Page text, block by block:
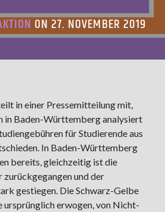
ON 27. NOVEMBER 2019
in einer Pressemitteilung mit,
in Baden-Württemberg analysiert
für Studierende aus
In Baden-Württemberg
bereits, gleichzeitig ist die
zurückgegangen und der
gestiegen. Die Schwarz-Gelbe
ursprünglich erwogen, von Nicht-